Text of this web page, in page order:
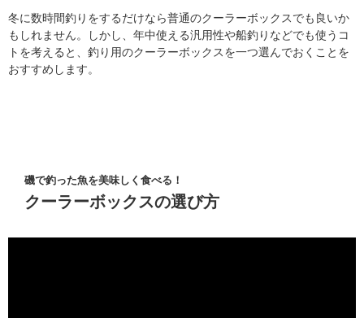
冬に数時間釣りをするだけなら普通のクーラーボックスでも良いか
もしれません。しかし、年中使える汎用性や船釣りなどでも使うコ
トを考えると、釣り用のクーラーボックスを一つ選んでおくことを
おすすめします。
磯で釣った魚を美味しく食べる！
クーラーボックスの選び方